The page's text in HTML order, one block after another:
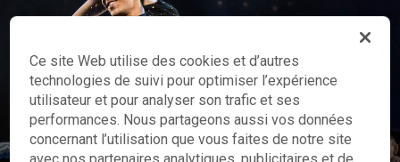
Danseurs
Ce site Web utilise des cookies et d’autres
technologies de suivi pour optimiser l’expérience
utilisateur et pour analyser son trafic et ses
performances. Nous partageons aussi vos données
concernant l’utilisation que vous faites de notre site